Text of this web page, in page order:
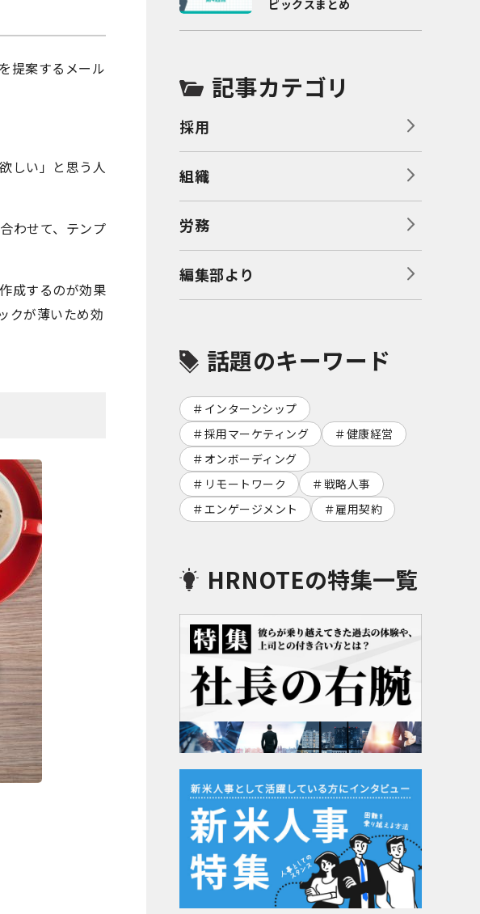
提案するメール
しい」と思う人
わせて、テンプ
成するのが効果
クが薄いため効
ピックスまとめ
記事カテゴリ
採用
組織
労務
編集部より
話題のキーワード
インターンシップ
採用マーケティング
健康経営
オンボーディング
リモートワーク
戦略人事
エンゲージメント
雇用契約
HRNOTEの特集一覧